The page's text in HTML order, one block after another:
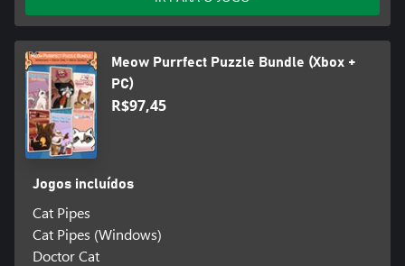
Meow Purrfect Puzzle Bundle (Xbox +
PC)
R$97,45
Jogos incluídos
Cat Pipes
Cat Pipes (Windows)
Doctor Cat